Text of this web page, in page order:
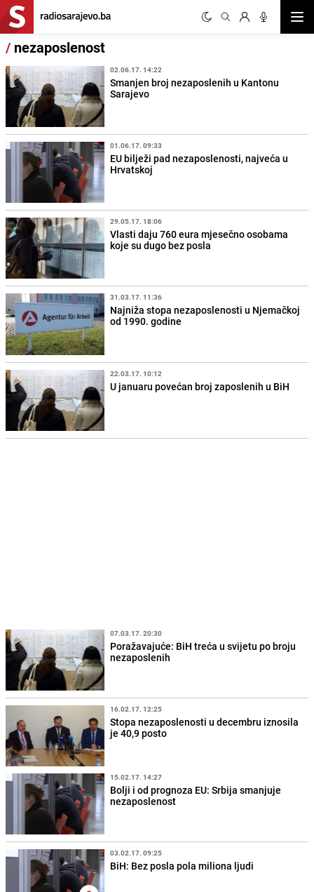
/ nezaposlenost
02.06.17. 14:22
Smanjen broj nezaposlenih u Kantonu
Sarajevo
01.06.17. 09:33
EU bilježi pad nezaposlenosti, najveća u
Hrvatskoj
29.05.17. 18:06
Vlasti daju 760 eura mjesečno osobama
koje su dugo bez posla
31.03.17. 11:36
Najniža stopa nezaposlenosti u Njemačkoj
od 1990. godine
22.03.17. 10:12
U januaru povećan broj zaposlenih u BiH
07.03.17. 20:30
Poražavajuće: BiH treća u svijetu po broju
nezaposlenih
16.02.17. 12:25
Stopa nezaposlenosti u decembru iznosila
je 40,9 posto
15.02.17. 14:27
Bolji i od prognoza EU: Srbija smanjuje
nezaposlenost
03.02.17. 09:25
BiH: Bez posla pola miliona ljudi